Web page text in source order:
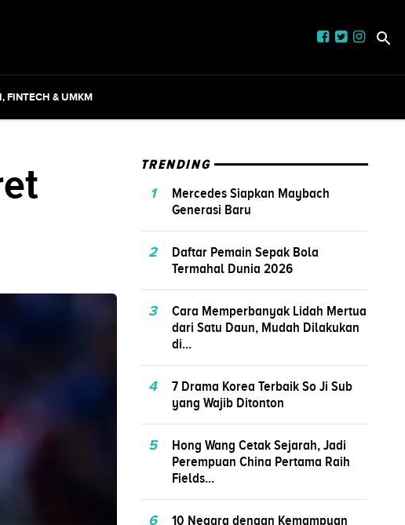
FINTECH & UMKM
TRENDING
1
Mercedes Siapkan Maybach
Generasi Baru
2
Daftar Pemain Sepak Bola
Termahal Dunia 2026
3
Cara Memperbanyak Lidah Mertua
dari Satu Daun, Mudah Dilakukan
di...
4
7 Drama Korea Terbaik So Ji Sub
yang Wajib Ditonton
5
Hong Wang Cetak Sejarah, Jadi
Perempuan China Pertama Raih
Fields...
6
10 Negara dengan Kemampuan